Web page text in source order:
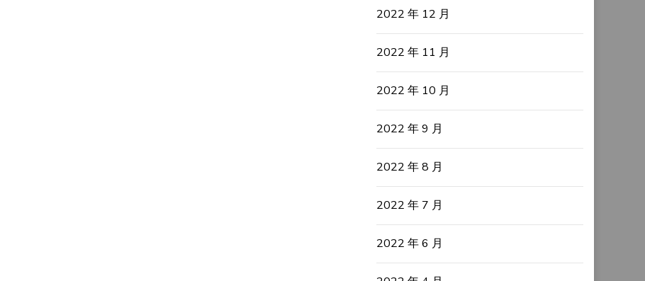
2022 年 12 月
2022 年 11 月
2022 年 10 月
2022 年 9 月
2022 年 8 月
2022 年 7 月
2022 年 6 月